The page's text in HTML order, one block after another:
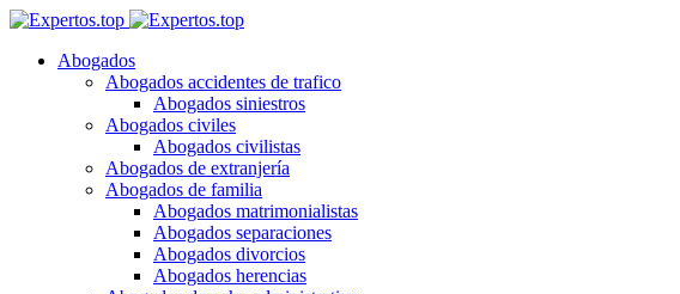
Abogados
Abogados accidentes de trafico
Abogados siniestros
Abogados civiles
Abogados civilistas
Abogados de extranjería
Abogados de familia
Abogados matrimonialistas
Abogados separaciones
Abogados divorcios
Abogados herencias